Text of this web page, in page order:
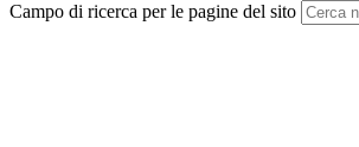
Campo di ricerca per le pagine del sito